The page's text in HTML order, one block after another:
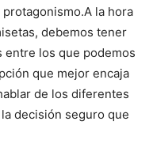
protagonismo.A la hora
debemos tener
los que podemos
que mejor encaja
de los diferentes
decisión seguro que